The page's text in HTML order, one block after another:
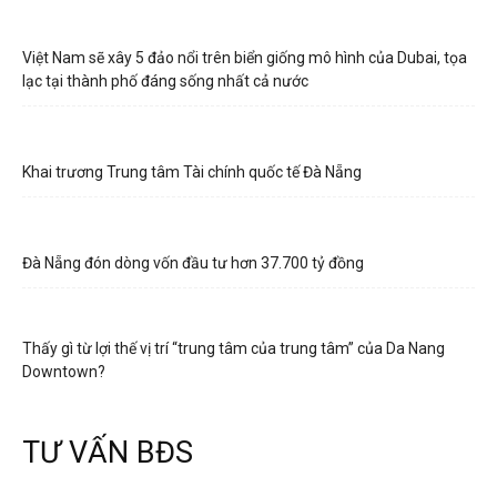
Việt Nam sẽ xây 5 đảo nổi trên biển giống mô hình của Dubai, tọa
lạc tại thành phố đáng sống nhất cả nước
Khai trương Trung tâm Tài chính quốc tế Đà Nẵng
Đà Nẵng đón dòng vốn đầu tư hơn 37.700 tỷ đồng
Thấy gì từ lợi thế vị trí “trung tâm của trung tâm” của Da Nang
Downtown?
TƯ VẤN BĐS